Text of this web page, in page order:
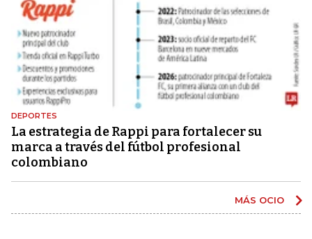
DEPORTES
La estrategia de Rappi para fortalecer su
marca a través del fútbol profesional
colombiano
MÁS OCIO